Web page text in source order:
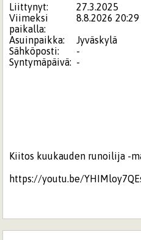
Liittynyt:
27.3.2025
Viimeksi
paikalla:
8.8.2026 20:29
Asuinpaikka:
Jyväskylä
Sähköposti:
-
Syntymäpäivä: -
Kiitos kuukauden runoilija -
https://youtu.be/